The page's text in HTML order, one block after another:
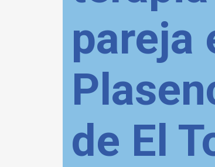
pareja
de El